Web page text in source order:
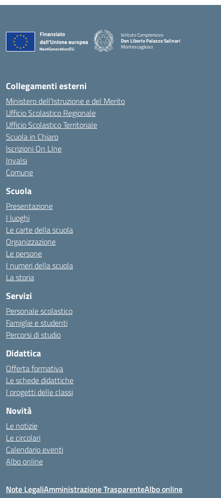
Istituto Comprensivo
Don Liborio Palazzo Salinari
Montescaglioso
Collegamenti esterni
Ministero dell'Istruzione e del Merito
Ufficio Scolastico Regionale
Ufficio Scolastico Territoriale
Scuola in Chiaro
Iscrizioni On LIne
Invalsi
Comune
Scuola
Presentazione
I luoghi
Le carte della scuola
Organizzazione
Le persone
I numeri della scuola
La storia
Servizi
Personale scolastico
Famiglie e studenti
Percorsi di studio
Didattica
Offerta formativa
Le schede didattiche
I progetti delle classi
Novità
Le notizie
Le circolari
Calendario eventi
Albo online
Note LegaliAmministrazione TrasparenteAlbo online